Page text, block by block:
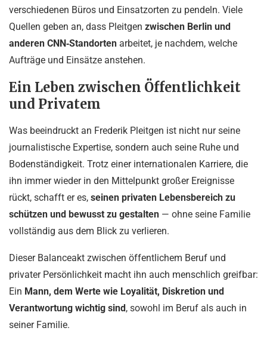
verschiedenen Büros und Einsatzorten zu pendeln. Viele
Quellen geben an, dass Pleitgen zwischen Berlin und
anderen CNN‑Standorten arbeitet, je nachdem, welche
Aufträge und Einsätze anstehen.
Ein Leben zwischen Öffentlichkeit
und Privatem
Was beeindruckt an Frederik Pleitgen ist nicht nur seine
journalistische Expertise, sondern auch seine Ruhe und
Bodenständigkeit. Trotz einer internationalen Karriere, die
ihn immer wieder in den Mittelpunkt großer Ereignisse
rückt, schafft er es, seinen privaten Lebensbereich zu
schützen und bewusst zu gestalten — ohne seine Familie
vollständig aus dem Blick zu verlieren.
Dieser Balanceakt zwischen öffentlichem Beruf und
privater Persönlichkeit macht ihn auch menschlich greifbar:
Ein Mann, dem Werte wie Loyalität, Diskretion und
Verantwortung wichtig sind , sowohl im Beruf als auch in
seiner Familie.